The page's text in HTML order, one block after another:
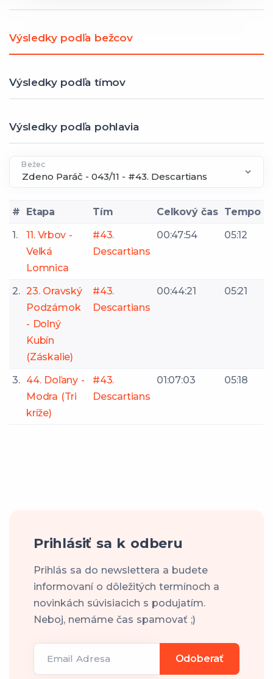
Výsledky podľa bežcov
Výsledky podľa tímov
Výsledky podľa pohlavia
Bežec
# Etapa Tím Celkový čas Tempo
1.
11. Vrbov -
Veľká
Lomnica
#43.
Descartians
00:47:54 05:12
2. 23. Oravský
Podzámok
- Dolný
Kubín
(Záskalie)
#43.
Descartians
00:44:21 05:21
3. 44. Doľany -
Modra (Tri
kríže)
#43.
Descartians
01:07:03 05:18
Prihlásiť sa k odberu
Prihlás sa do newslettera a budete
informovaní o dôležitých termínoch a
novinkách súvisiacich s podujatím.
Neboj, nemáme čas spamovať ;)
Email Adresa Odoberať